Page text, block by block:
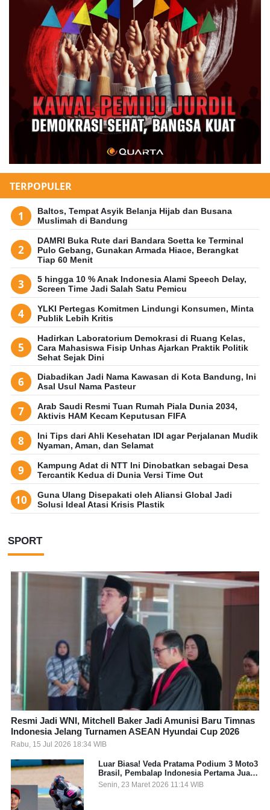
TERPOPULER
Baltos, Tempat Asyik Belanja Hijab dan Busana
Muslimah di Bandung
DAMRI Buka Rute dari Bandara Soetta ke Terminal
Pulo Gebang, Gunakan Armada Hiace, Berangkat
Tiap 60 Menit
5 hingga 10 % Anak Indonesia Alami Speech Delay,
Screen Time Jadi Salah Satu Pemicu
YLKI Pertegas Komitmen Lindungi Konsumen, Minta
Publik Lebih Kritis
Hadirkan Laboratorium Demokrasi di Ruang Kelas,
Cara Mahasiswa Fisip Unhas Ajarkan Praktik Politik
Sehat Sejak Dini
Diabadikan Jadi Nama Kawasan di Kota Bandung, Ini
Asal Usul Nama Pasteur
Arab Saudi Resmi Tuan Rumah Piala Dunia 2034,
Aktivis HAM Kecam Keputusan FIFA
Ini Tips dari Ahli Kesehatan IDI agar Perjalanan Mudik
Nyaman, Aman, dan Selamat
Kampung Adat di NTT Ini Dinobatkan sebagai Desa
Tercantik Kedua di Dunia Versi Time Out
Guna Ulang Disepakati oleh Aliansi Global Jadi
Solusi Ideal Atasi Krisis Plastik
SPORT
Resmi Jadi WNI, Mitchell Baker Jadi Amunisi Baru Timnas
Indonesia Jelang Turnamen ASEAN Hyundai Cup 2026
Rabu, 15 Jul 2026 18:34 WIB
Luar Biasa! Veda Pratama Podium 3 Moto3
Brasil, Pembalap Indonesia Pertama Juara
Grand Prix
Senin, 23 Maret 2026 11:14 WIB